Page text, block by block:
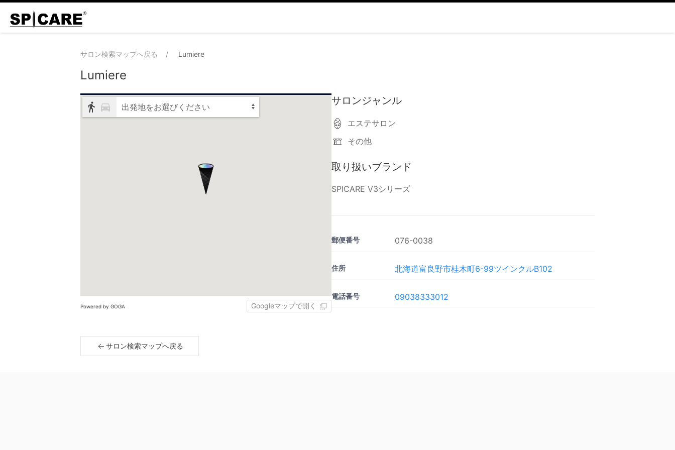
サロン検索マップへ戻る Lumiere
Lumiere
出発地をお選びください
Powered by GOGA Googleマップで開く
サロンジャンル
エステサロン
その他
取り扱いブランド
SPICARE V3シリーズ
郵便番号 076-0038
住所 北海道富良野市桂木町6-99ツインクルB102
電話番号 09038333012
サロン検索マップへ戻る